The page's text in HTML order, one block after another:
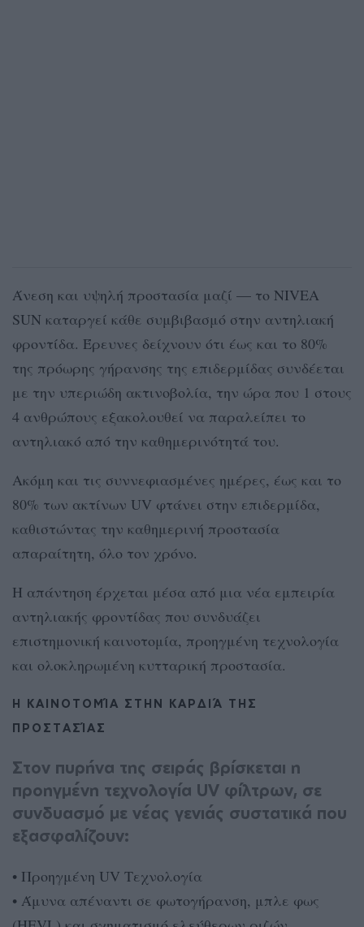
Άνεση και υψηλή προστασία μαζί — το NIVEA
SUN καταργεί κάθε συμβιβασμό στην αντηλιακή
φροντίδα. Έρευνες δείχνουν ότι έως και το 80%
της πρόωρης γήρανσης της επιδερμίδας συνδέεται
με την υπεριώδη ακτινοβολία, την ώρα που 1 στους
4 ανθρώπους εξακολουθεί να παραλείπει το
αντηλιακό από την καθημερινότητά του.
Ακόμη και τις συννεφιασμένες ημέρες, έως και το
80% των ακτίνων UV φτάνει στην επιδερμίδα,
καθιστώντας την καθημερινή προστασία
απαραίτητη, όλο τον χρόνο.
Η απάντηση έρχεται μέσα από μια νέα εμπειρία
αντηλιακής φροντίδας που συνδυάζει
επιστημονική καινοτομία, προηγμένη τεχνολογία
και ολοκληρωμένη κυτταρική προστασία.
Η ΚΑΙΝΟΤΟΜΊΑ ΣΤΗΝ ΚΑΡΔΙΆ ΤΗΣ
ΠΡΟΣΤΑΣΊΑΣ
Στον πυρήνα της σειράς βρίσκεται η
προηγμένη τεχνολογία UV φίλτρων, σε
συνδυασμό με νέας γενιάς συστατικά που
εξασφαλίζουν:
• Προηγμένη UV Tεχνολογία
• Άμυνα απέναντι σε φωτογήρανση, μπλε φως